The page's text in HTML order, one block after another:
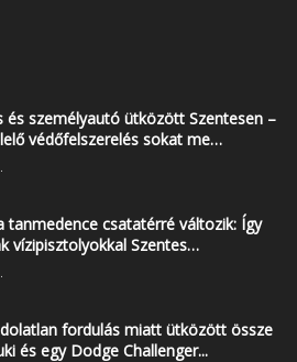
és személyautó ütközött Szentesen –
védőfelszerelés sokat me…
tanmedence csatatérré változik: Így
vízipisztolyokkal Szentes…
fordulás miatt ütközött össze
és egy Dodge Challenger...